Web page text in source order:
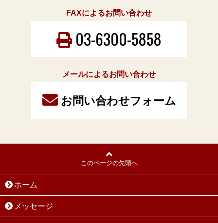
FAXによるお問い合わせ
03-6300-5858
メールによるお問い合わせ
お問い合わせフォーム
このページの先頭へ
ホーム
メッセージ